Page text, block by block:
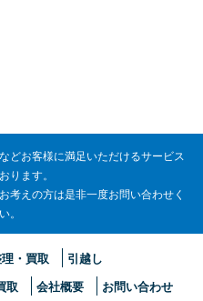
どお客様に満足いただけるサービス
ります。
考えの方は是非一度お問い合わせく
。
・買取
引越し
取
会社概要 お問い合わせ